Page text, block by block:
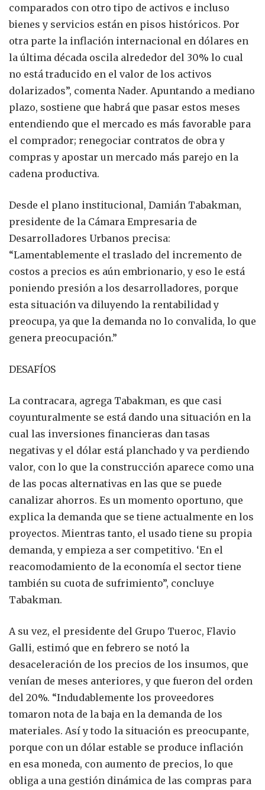
comparados con otro tipo de activos e incluso
bienes y servicios están en pisos históricos. Por
otra parte la inflación internacional en dólares en
la última década oscila alrededor del 30% lo cual
no está traducido en el valor de los activos
dolarizados”, comenta Nader. Apuntando a mediano
plazo, sostiene que habrá que pasar estos meses
entendiendo que el mercado es más favorable para
el comprador; renegociar contratos de obra y
compras y apostar un mercado más parejo en la
cadena productiva.
Desde el plano institucional, Damián Tabakman,
presidente de la Cámara Empresaria de
Desarrolladores Urbanos precisa:
“Lamentablemente el traslado del incremento de
costos a precios es aún embrionario, y eso le está
poniendo presión a los desarrolladores, porque
esta situación va diluyendo la rentabilidad y
preocupa, ya que la demanda no lo convalida, lo que
genera preocupación.”
DESAFÍOS
La contracara, agrega Tabakman, es que casi
coyunturalmente se está dando una situación en la
cual las inversiones financieras dan tasas
negativas y el dólar está planchado y va perdiendo
valor, con lo que la construcción aparece como una
de las pocas alternativas en las que se puede
canalizar ahorros. Es un momento oportuno, que
explica la demanda que se tiene actualmente en los
proyectos. Mientras tanto, el usado tiene su propia
demanda, y empieza a ser competitivo. ‘En el
reacomodamiento de la economía el sector tiene
también su cuota de sufrimiento”, concluye
Tabakman.
A su vez, el presidente del Grupo Tueroc, Flavio
Galli, estimó que en febrero se notó la
desaceleración de los precios de los insumos, que
venían de meses anteriores, y que fueron del orden
del 20%. “Indudablemente los proveedores
tomaron nota de la baja en la demanda de los
materiales. Así y todo la situación es preocupante,
porque con un dólar estable se produce inflación
en esa moneda, con aumento de precios, lo que
obliga a una gestión dinámica de las compras para